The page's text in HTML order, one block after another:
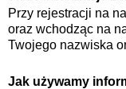
Przy rejestracji na
oraz wchodząc na
Twojego nazwiska
Jak używamy